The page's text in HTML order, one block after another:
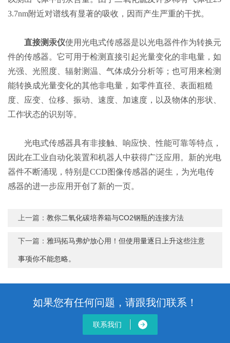
3.7nm附近对谱线有显著的吸收，因而产生严重的干扰。
直接测汞仪使用光电式传感器是以光电器件作为转换元
件的传感器。它可用于检测直接引起光量变化的非电量，如
光强、光照度、辐射测温、气体成分分析等；也可用来检测
能转换成光量变化的其他非电量，如零件直径、表面粗糙
度、应变、位移、振动、速度、加速度，以及物体的形状、
工作状态的识别等。
光电式传感器具有非接触、响应快、性能可靠等特点，
因此在工业自动化装置和机器人中获得广泛应用。新的光电
器件不断涌现，特别是CCD图像传感器的诞生，为光电传
感器的进一步应用开创了新的一页。
上一篇：教你二氧化碳培养箱与CO2钢瓶的连接方法
下一篇： 雅玛拓马弗炉放心用！但使用量逐日上升这些注意
事项你不能忽略。
如果您有任何问题，请跟我们联系！
联系我们